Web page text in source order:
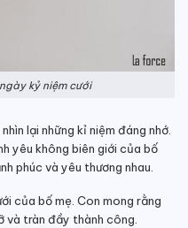
kỷ niệm cưới
lại những kỉ niệm đáng nhớ.
yêu không biên giới của bố
phúc và yêu thương nhau.
của bố mẹ. Con mong rằng
và tràn đầy thành công.